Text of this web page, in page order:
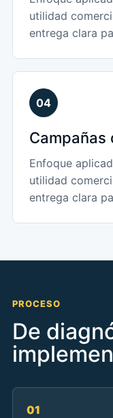
utilidad
entrega clara
04
Campañas
Enfoque
utilidad
entrega clara
PROCESO
De
01